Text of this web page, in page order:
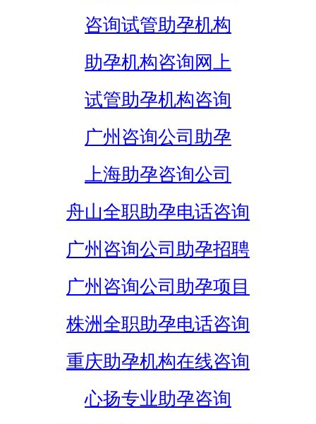
咨询试管助孕机构
助孕机构咨询网上
试管助孕机构咨询
广州咨询公司助孕
上海助孕咨询公司
舟山全职助孕电话咨询
广州咨询公司助孕招聘
广州咨询公司助孕项目
株洲全职助孕电话咨询
重庆助孕机构在线咨询
心扬专业助孕咨询